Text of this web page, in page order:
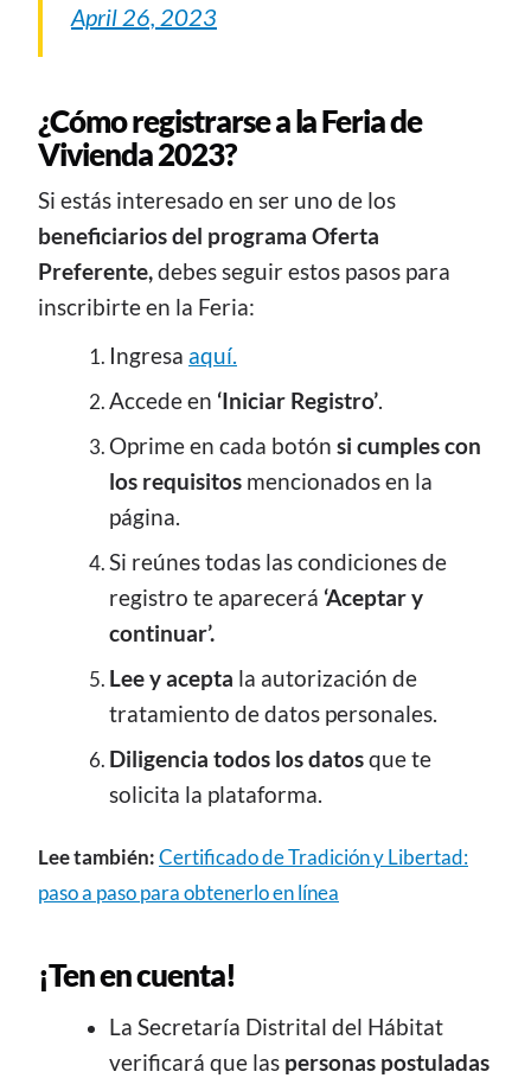
April 26, 2023
¿Cómo registrarse a la Feria de
Vivienda 2023?
Si estás interesado en ser uno de los
beneficiarios del programa Oferta
Preferente,debes seguir estos pasos para
inscribirte en la Feria:
Ingresa aquí.
Accede en ‘Iniciar Registro’.
Oprime en cada botón si cumples con
los requisitos mencionados en la
página.
Si reúnes todas las condiciones de
registro te aparecerá ‘Aceptar y
continuar’.
Lee y acepta la autorización de
tratamiento de datos personales.
Diligencia todos los datosque te
solicita la plataforma.
Lee también:Certificado de Tradición y Libertad:
paso a paso para obtenerlo en línea
¡Ten en cuenta!
La Secretaría Distrital del Hábitat
verificará que las personas postuladas